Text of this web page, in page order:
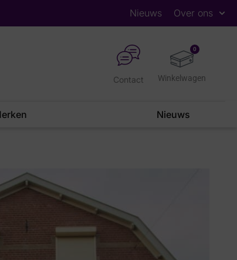
Nieuws Over ons
0
Contact
Nieuws